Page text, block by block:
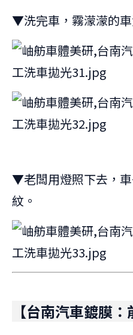
▼洗完車，霧濛濛的
▼老闆用燈照下去，
紋。
【台南汽車鍍膜：